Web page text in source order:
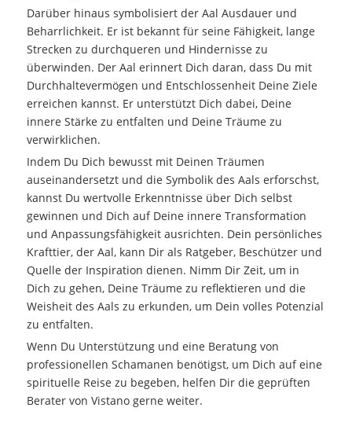
Darüber hinaus symbolisiert der Aal Ausdauer und
Beharrlichkeit. Er ist bekannt für seine Fähigkeit, lange
Strecken zu durchqueren und Hindernisse zu
überwinden. Der Aal erinnert Dich daran, dass Du mit
Durchhaltevermögen und Entschlossenheit Deine Ziele
erreichen kannst. Er unterstützt Dich dabei, Deine
innere Stärke zu entfalten und Deine Träume zu
verwirklichen.
Indem Du Dich bewusst mit Deinen Träumen
auseinandersetzt und die Symbolik des Aals erforschst,
kannst Du wertvolle Erkenntnisse über Dich selbst
gewinnen und Dich auf Deine innere Transformation
und Anpassungsfähigkeit ausrichten. Dein persönliches
Krafttier, der Aal, kann Dir als Ratgeber, Beschützer und
Quelle der Inspiration dienen. Nimm Dir Zeit, um in
Dich zu gehen, Deine Träume zu reflektieren und die
Weisheit des Aals zu erkunden, um Dein volles Potenzial
zu entfalten.
Wenn Du Unterstützung und eine Beratung von
professionellen Schamanen benötigst, um Dich auf eine
spirituelle Reise zu begeben, helfen Dir die geprüften
Berater von Vistano gerne weiter.